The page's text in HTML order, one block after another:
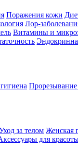
Поражения кожи
Лор-
Витамины и
Прорезывание
за телом Женская
для